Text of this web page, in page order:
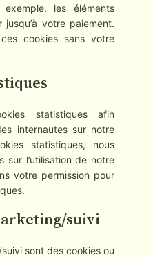
les éléments
votre paiement.
cookies sans votre
statistiques afin
internautes sur notre
statistiques, nous
sur l’utilisation de notre
votre permission pour
suivi
sont des cookies ou